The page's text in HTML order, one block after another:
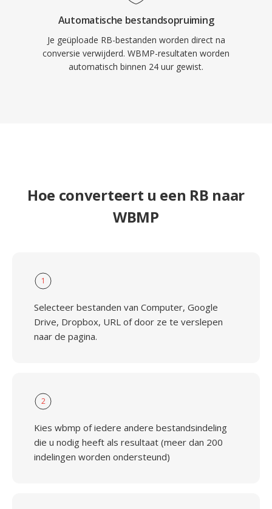
Automatische bestandsopruiming
Je geüploade RB-bestanden worden direct na
conversie verwijderd. WBMP-resultaten worden
automatisch binnen 24 uur gewist.
Hoe converteert u een RB naar
WBMP
1
Selecteer bestanden van Computer, Google
Drive, Dropbox, URL of door ze te verslepen
naar de pagina.
2
Kies wbmp of iedere andere bestandsindeling
die u nodig heeft als resultaat (meer dan 200
indelingen worden ondersteund)